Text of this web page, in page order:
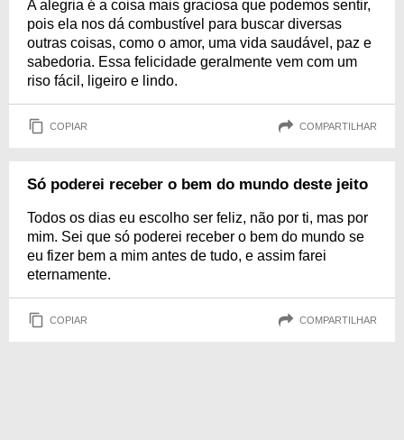
A alegria é a coisa mais graciosa que podemos sentir,
pois ela nos dá combustível para buscar diversas
outras coisas, como o amor, uma vida saudável, paz e
sabedoria. Essa felicidade geralmente vem com um
riso fácil, ligeiro e lindo.
COPIAR COMPARTILHAR
Só poderei receber o bem do mundo deste jeito
Todos os dias eu escolho ser feliz, não por ti, mas por
mim. Sei que só poderei receber o bem do mundo se
eu fizer bem a mim antes de tudo, e assim farei
eternamente.
COPIAR COMPARTILHAR